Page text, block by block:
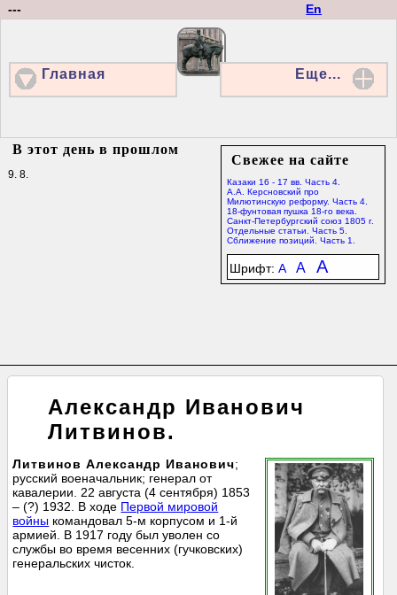
En
---
Главная Еще...
Свежее на сайте
Казаки 16 - 17 вв. Часть 4.
А.А. Керсновский про
Милютинскую реформу. Часть 4.
18-фунтовая пушка 18-го века.
Санкт-Петербургский союз 1805 г.
Отдельные статьи. Часть 5.
Сближение позиций. Часть 1.
Шрифт: A A A
В этот день в прошлом
9. 8.
Александр Иванович
Литвинов.
Литвинов Александр Иванович;
русский военачальник; генерал от
кавалерии. 22 августа (4 сентября) 1853
– (?) 1932. В ходе Первой мировой
войны командовал 5-м корпусом и 1-й
армией. В 1917 году был уволен со
службы во время весенних (гучковских)
генеральских чисток.